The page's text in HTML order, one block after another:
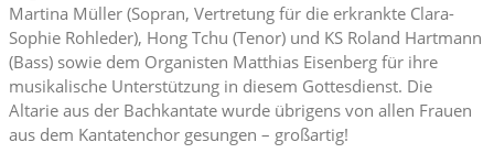
Martina Müller (Sopran, Vertretung für die erkrankte Clara-
Sophie Rohleder), Hong Tchu (Tenor) und KS Roland Hartmann
(Bass) sowie dem Organisten Matthias Eisenberg für ihre
musikalische Unterstützung in diesem Gottesdienst. Die
Altarie aus der Bachkantate wurde übrigens von allen Frauen
aus dem Kantatenchor gesungen – großartig!